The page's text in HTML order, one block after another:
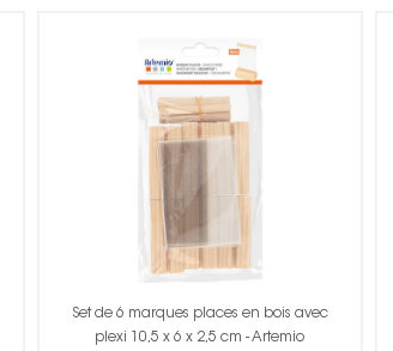
Set de 6 marques places en bois avec
plexi 10,5 x 6 x 2,5 cm - Artemio